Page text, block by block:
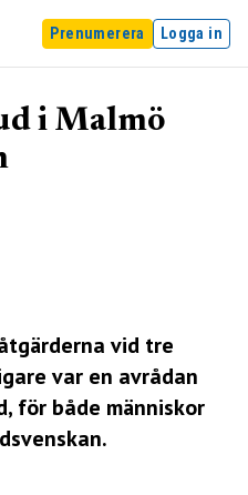
Prenumerera Logga in
i Malmö
vid tre
var en avrådan
för både människor
.